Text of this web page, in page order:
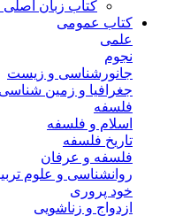
کتاب زبان اصلی
کتاب عمومی
علمی
نجوم
جانورشناسی و زیست
جغرافیا و زمین شناسی
فلسفه
اسلام و فلسفه
تاریخ فلسفه
فلسفه و عرفان
روانشناسی و علوم
خود پروری
ازدواج و زناشویی